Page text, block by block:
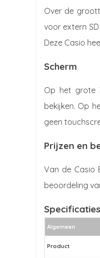
Over de
voor extern
Deze Casio
Scherm
Op het grote
bekijken. Op
geen
Prijzen en
Van de Casio
beoordeling
Algemeen
Product